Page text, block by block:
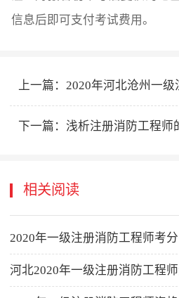
信息后即可支付考试费用。
上一篇：2020年河北沧州一级注
下一篇：浅析注册消防工程师
相关阅读
2020年一级注册消防工程师考